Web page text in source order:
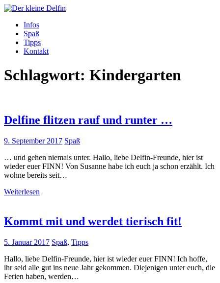
Zum
Der kleine Delfin
Infos
Spaß
Tipps
Kontakt
Schlagwort: Kindergarten
Delfine flitzen rauf und runter …
9. September 2017 Spaß
… und gehen niemals unter. Hallo, liebe Delfin-Freunde, hier ist
wieder euer FINN! Von Susanne habe ich euch ja schon erzählt. Ich
wohne bereits seit…
Weiterlesen
Kommt mit und werdet tierisch fit!
5. Januar 2017 Spaß, Tipps
Hallo, liebe Delfin-Freunde, hier ist wieder euer FINN! Ich hoffe,
ihr seid alle gut ins neue Jahr gekommen. Diejenigen unter euch, die
Ferien haben, werden…